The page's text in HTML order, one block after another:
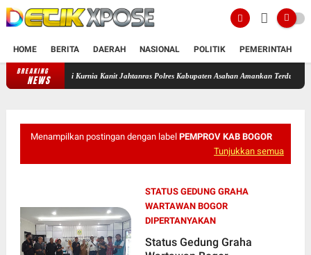
HOME BERITA DAERAH NASIONAL POLITIK PEMERINTAH
BREAKING
NEWS
Ipda Rafii Kurnia Kanit Jahtanras Polres Kabupaten Asahan Amankan Terduga Pelaku
Menampilkan postingan dengan label PEMPROV KAB BOGOR
Tunjukkan semua
STATUS GEDUNG GRAHA
WARTAWAN BOGOR
DIPERTANYAKAN
Status Gedung Graha